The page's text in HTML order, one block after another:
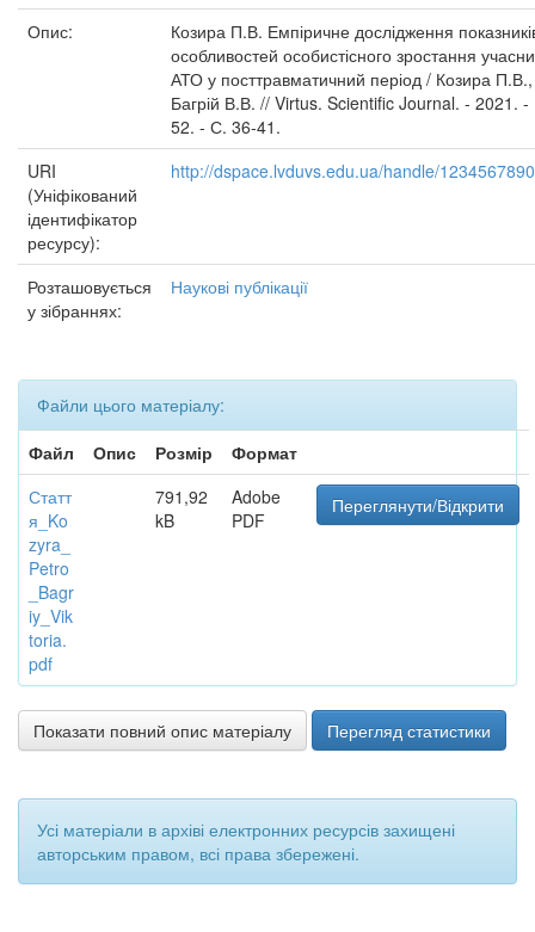
Опис:
Козира П.В. Емпіричне дослідження
особливостей особистісного зростання
АТО у посттравматичний період / Козира П.В.,
Багрій В.В. // Virtus. Scientific Journal. - 2021. -
52. - С. 36-41.
URI
(Уніфікований
ідентифікатор
ресурсу):
http://dspace.lvduvs.edu.ua/handle/
Розташовується
у зібраннях:
Наукові публікації
Файли цього матеріалу:
Файл
Опис Розмір
Формат
Статт
я_Ko
zyra_
Petro
_Bagr
iy_Vik
toria.
pdf
791,92
kB
Adobe
PDF
Переглянути/Відкрити
Показати повний опис матеріалу Перегляд статистики
Усі матеріали в архіві електронних ресурсів захищені
авторським правом, всі права збережені.